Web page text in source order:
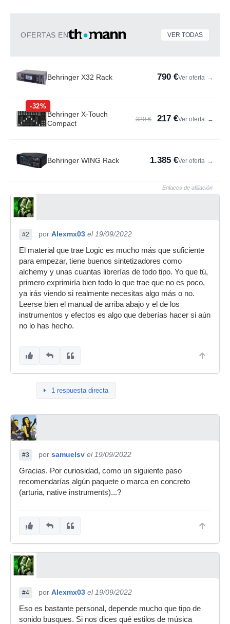
OFERTAS EN VER TODAS
Behringer X32 Rack 790 €Ver oferta →
-32%
Behringer X-Touch
Compact
320 € 217 €Ver oferta →
Behringer WING Rack 1.385 €Ver oferta →
Enlaces de afiliación
#2 por Alexmx03 el 19/09/2022
El material que trae Logic es mucho más que suficiente
para empezar, tiene buenos sintetizadores como
alchemy y unas cuantas librerías de todo tipo. Yo que tú,
primero exprimiría bien todo lo que trae que no es poco,
ya irás viendo si realmente necesitas algo más o no.
Leerse bien el manual de arriba abajo y el de los
instrumentos y efectos es algo que deberías hacer si aún
no lo has hecho.
1 respuesta directa
#3 por samuelsv el 19/09/2022
Gracias. Por curiosidad, como un siguiente paso
recomendarías algún paquete o marca en concreto
(arturia, native instruments)...?
#4 por Alexmx03 el 19/09/2022
Eso es bastante personal, depende mucho que tipo de
sonido busques. Si nos dices qué estilos de música